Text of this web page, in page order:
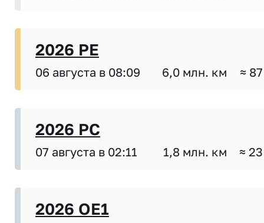
2026 PE
06 августа в 08:09 6,0 млн. км ≈
2026 PC
07 августа в 02:11 1,8 млн. км ≈
2026 OE1